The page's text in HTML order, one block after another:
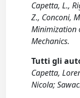
Capetta, L.,
Z., Conconi,
Minimization
Mechanics.
Tutti gli
Capetta,
Nicola;